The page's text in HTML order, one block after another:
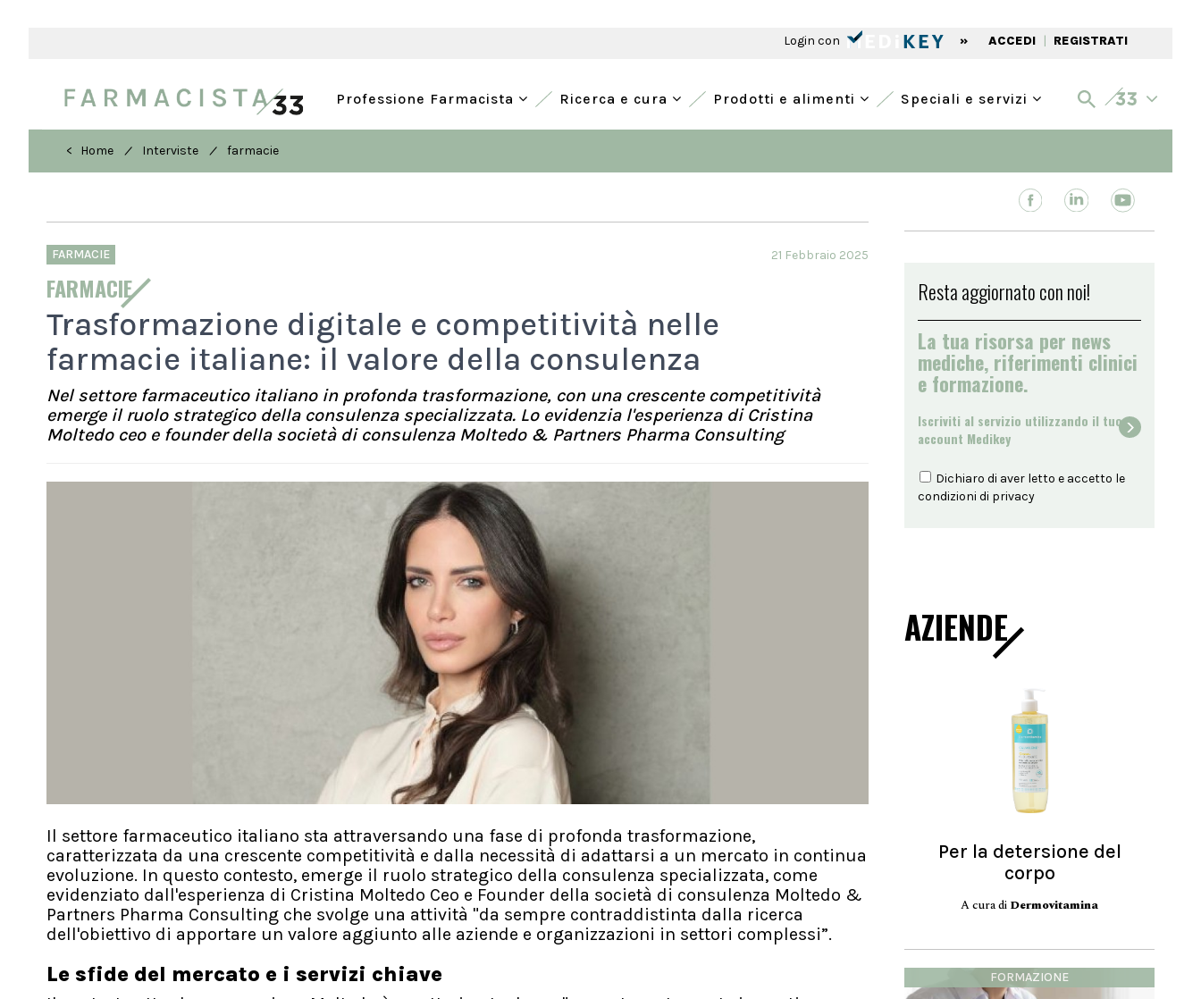
Login con » ACCEDI | REGISTRATI
Professione Farmacista Ricerca e cura Prodotti e alimenti Speciali e servizi
< Home / Interviste / farmacie
FARMACIE
FARMACIE
21 Febbraio 2025
Trasformazione digitale e competitività nelle
farmacie italiane: il valore della consulenza
Nel settore farmaceutico italiano in profonda trasformazione, con una crescente competitività
emerge il ruolo strategico della consulenza specializzata. Lo evidenzia l'esperienza di Cristina
Moltedo ceo e founder della società di consulenza Moltedo & Partners Pharma Consulting
Il settore farmaceutico italiano sta attraversando una fase di profonda trasformazione,
caratterizzata da una crescente competitività e dalla necessità di adattarsi a un mercato in continua
evoluzione. In questo contesto, emerge il ruolo strategico della consulenza specializzata, come
evidenziato dall'esperienza di Cristina Moltedo Ceo e Founder della società di consulenza Moltedo &
Partners Pharma Consulting che svolge una attività "da sempre contraddistinta dalla ricerca
dell'obiettivo di apportare un valore aggiunto alle aziende e organizzazioni in settori complessi”.
Le sfide del mercato e i servizi chiave
Resta aggiornato con noi!
La tua risorsa per news
mediche, riferimenti clinici
e formazione.
Iscriviti al servizio utilizzando il tuo
account Medikey
Dichiaro di aver letto e accetto le
condizioni di privacy
AZIENDE
Per la detersione del
corpo
A cura di Dermovitamina
FORMAZIONE